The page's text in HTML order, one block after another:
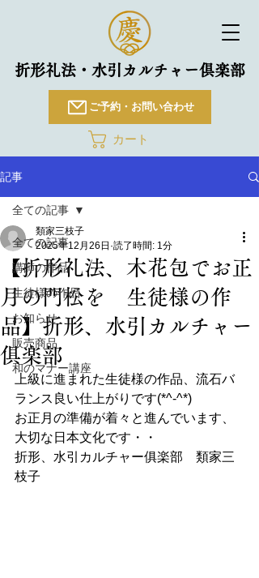
折形礼法・水引カルチャー倶楽部
ご予約・お問い合わせ
カート
記事
全ての記事
講師の作品
生徒様の作品
お知らせ
販売商品
和のマナー講座
全ての記事
【折形礼法、木花包でお正
月の門松を 生徒様の作
品】折形、水引カルチャー
俱楽部
類家三枝子
2025年12月26日 読了時間: 1分
上級に進まれた生徒様の作品、流石バ
ランス良い仕上がりです(*^-^*)
お正月の準備が着々と進んでいます、
大切な日本文化です・・
折形、水引カルチャー俱楽部　類家三
枝子